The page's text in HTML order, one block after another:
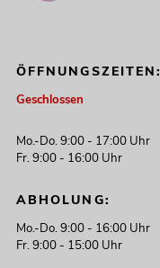
ÖFFNUNGSZEITEN:
Geschlossen
Mo.-Do. 9:00 - 17:00 Uhr
Fr. 9:00 - 16:00 Uhr
ABHOLUNG:
Mo.-Do. 9:00 - 16:00 Uhr
Fr. 9:00 - 15:00 Uhr